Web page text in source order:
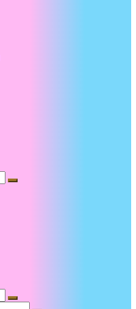
Suche
Suche